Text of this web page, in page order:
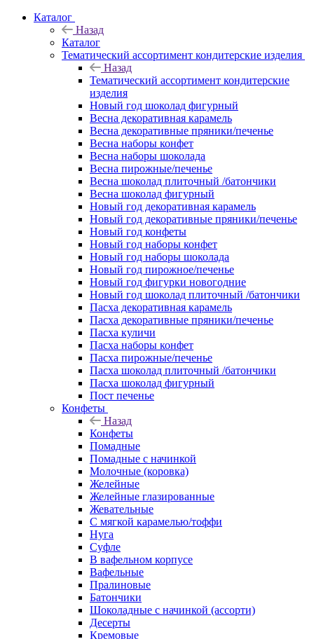
Каталог
Назад
Каталог
Тематический ассортимент кондитерские изделия
Назад
Тематический ассортимент кондитерские
изделия
Новый год шоколад фигурный
Весна декоративная карамель
Весна декоративные пряники/печенье
Весна наборы конфет
Весна наборы шоколада
Весна пирожные/печенье
Весна шоколад плиточный /батончики
Весна шоколад фигурный
Новый год декоративная карамель
Новый год декоративные пряники/печенье
Новый год конфеты
Новый год наборы конфет
Новый год наборы шоколада
Новый год пирожное/печенье
Новый год фигурки новогодние
Новый год шоколад плиточный /батончики
Пасха декоративная карамель
Пасха декоративные пряники/печенье
Пасха куличи
Пасха наборы конфет
Пасха пирожные/печенье
Пасха шоколад плиточный /батончики
Пасха шоколад фигурный
Пост печенье
Конфеты
Назад
Конфеты
Помадные
Помадные с начинкой
Молочные (коровка)
Желейные
Желейные глазированные
Жевательные
С мягкой карамелью/тоффи
Нуга
Суфле
В вафельном корпусе
Вафельные
Пралиновые
Батончики
Шоколадные с начинкой (ассорти)
Десерты
Кремовые